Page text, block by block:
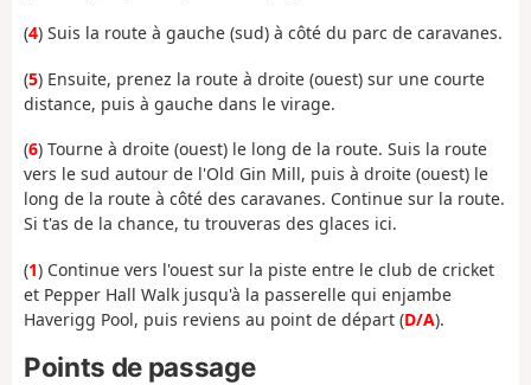
(4) Suis la route à gauche (sud) à côté du parc de caravanes.
(5) Ensuite, prenez la route à droite (ouest) sur une courte
distance, puis à gauche dans le virage.
(6) Tourne à droite (ouest) le long de la route. Suis la route
vers le sud autour de l'Old Gin Mill, puis à droite (ouest) le
long de la route à côté des caravanes. Continue sur la route.
Si t'as de la chance, tu trouveras des glaces ici.
(1) Continue vers l'ouest sur la piste entre le club de cricket
et Pepper Hall Walk jusqu'à la passerelle qui enjambe
Haverigg Pool, puis reviens au point de départ (D/A).
Points de passage